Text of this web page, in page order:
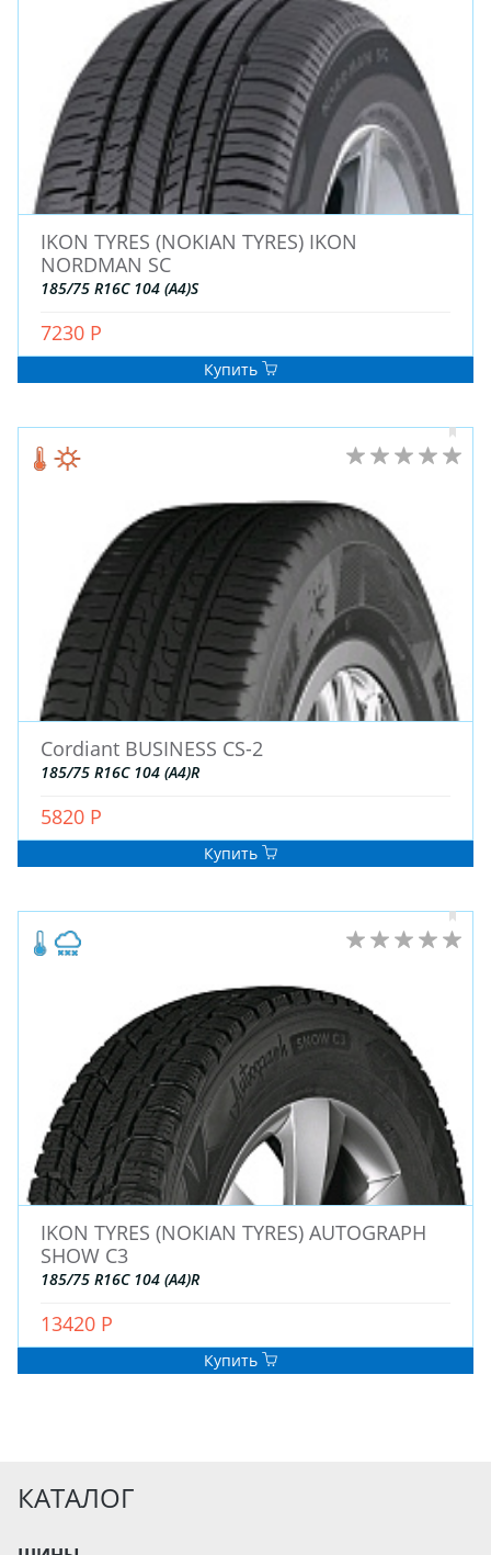
ДЛЯ ГРУЗОВЫХ АВТО
ДЛЯ ГРУЗОВЫХ АВТО
ДЛЯ ЛЕГКОВЫХ АВТО
ШИНЫ
АККУМУЛЯТОРЫ
IKON TYRES (NOKIAN TYRES) IKON
NORDMAN SC
185/75 R16C 104 (A4)S
7230 Р
Купить
Cordiant BUSINESS CS-2
185/75 R16C 104 (A4)R
5820 Р
Купить
IKON TYRES (NOKIAN TYRES) AUTOGRAPH
SHOW C3
185/75 R16C 104 (A4)R
13420 Р
Купить
КАТАЛОГ